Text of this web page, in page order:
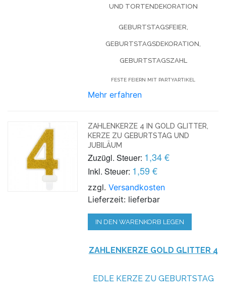
UND TORTENDEKORATION
GEBURTSTAGSFEIER,
GEBURTSTAGSDEKORATION,
GEBURTSTAGSZAHL
FESTE FEIERN MIT PARTYARTIKEL
Mehr erfahren
ZAHLENKERZE 4 IN GOLD GLITTER,
KERZE ZU GEBURTSTAG UND
JUBILÄUM
Zuzügl. Steuer: 1,34 €
Inkl. Steuer: 1,59 €
zzgl.Versandkosten
Lieferzeit: lieferbar
IN DEN WARENKORB LEGEN
ZAHLENKERZE GOLD GLITTER 4
EDLE KERZE ZU GEBURTSTAG